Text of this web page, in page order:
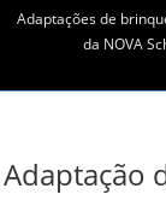
SkipAdaptações de
da NOVA
Adaptação